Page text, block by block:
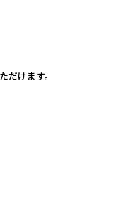
けます。